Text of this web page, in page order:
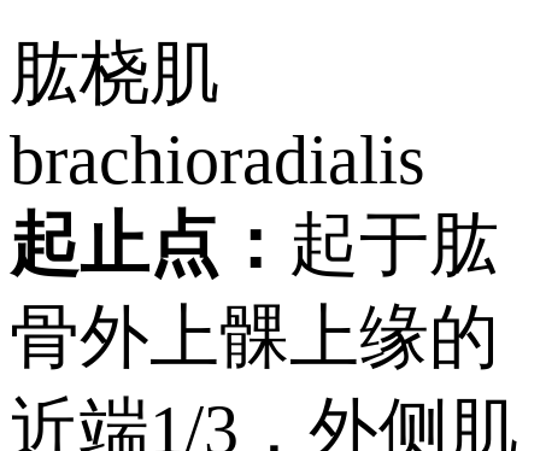
肱桡肌
brachioradialis
起止点： 起于肱
骨外上髁上缘的
近端1/3，外侧肌